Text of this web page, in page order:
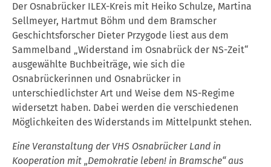
Der Osnabrücker ILEX-Kreis mit Heiko Schulze, Martina
Sellmeyer, Hartmut Böhm und dem Bramscher
Geschichtsforscher Dieter Przygode liest aus dem
Sammelband „Widerstand im Osnabrück der NS-Zeit“
ausgewählte Buchbeiträge, wie sich die
Osnabrückerinnen und Osnabrücker in
unterschiedlichster Art und Weise dem NS-Regime
widersetzt haben. Dabei werden die verschiedenen
Möglichkeiten des Widerstands im Mittelpunkt stehen.
Eine Veranstaltung der VHS Osnabrücker Land in
Kooperation mit „Demokratie leben! in Bramsche“ aus